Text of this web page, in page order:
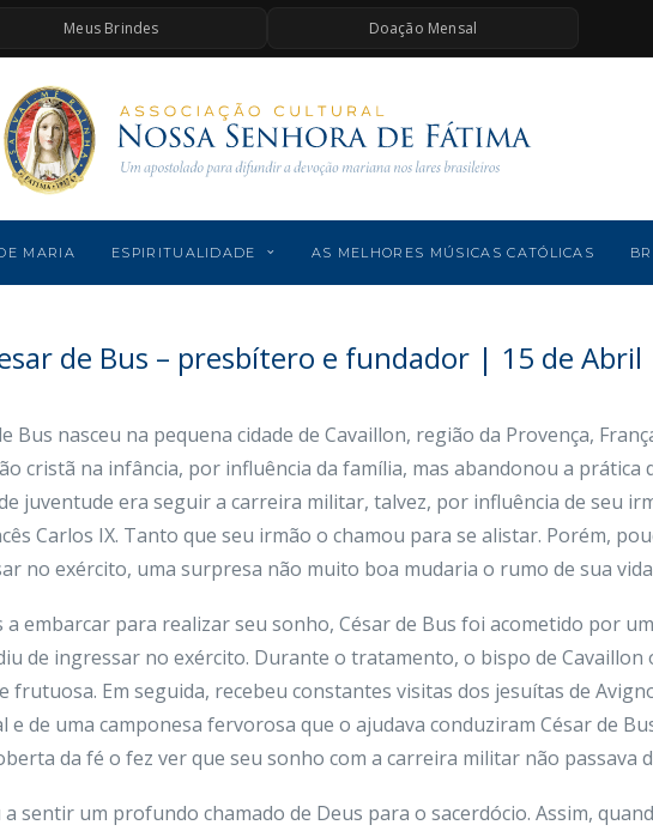
Meus Brindes Doação Mensal
MARIA ESPIRITUALIDADE AS MELHORES MÚSICAS CATÓLICAS
de Bus – presbítero e fundador | 15 de Abril
Bus nasceu na pequena cidade de Cavaillon, região da Provença,
cristã na infância, por influência da família, mas abandonou a prática
juventude era seguir a carreira militar, talvez, por influência de seu
Carlos IX. Tanto que seu irmão o chamou para se alistar. Porém,
no exército, uma surpresa não muito boa mudaria o rumo de sua
a embarcar para realizar seu sonho, César de Bus foi acometido por
de ingressar no exército. Durante o tratamento, o bispo de Cavaillon
frutuosa. Em seguida, recebeu constantes visitas dos jesuítas de
e de uma camponesa fervorosa que o ajudava conduziram César de
da fé o fez ver que seu sonho com a carreira militar não passava
sentir um profundo chamado de Deus para o sacerdócio. Assim,